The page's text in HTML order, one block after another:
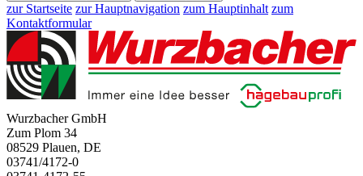
zur Startseite zur Hauptnavigation zum Hauptinhalt zum
Kontaktformular
Wurzbacher GmbH
Zum Plom 34
08529 Plauen, DE
03741/4172-0